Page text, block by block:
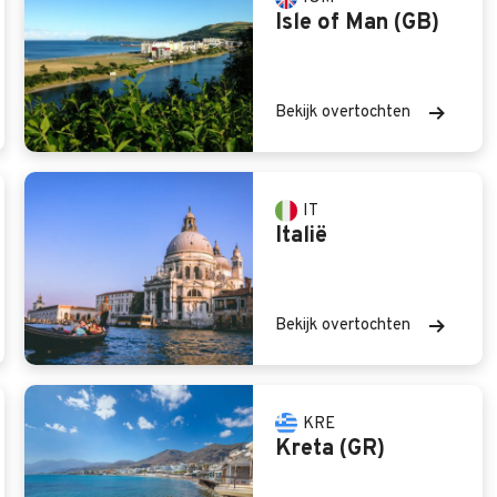
Isle of Man (GB)
Bekijk overtochten
IT
Italië
Bekijk overtochten
KRE
Kreta (GR)